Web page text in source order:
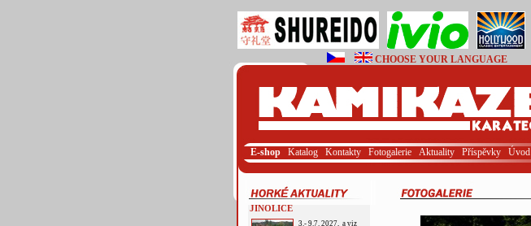
CHOOSE YOUR LANGUAGE
E-shop Katalog Kontakty Fotogalerie Aktuality Příspěvky Úvod
JINOLICE
3.- 9.7. 2027, a viz